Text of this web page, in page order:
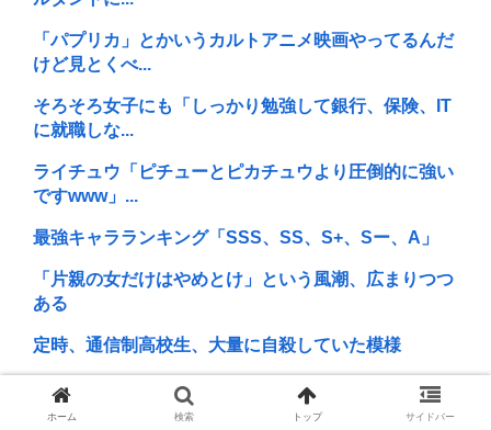
「パプリカ」とかいうカルトアニメ映画やってるんだ
けど見とくべ...
そろそろ女子にも「しっかり勉強して銀行、保険、IT
に就職しな...
ライチュウ「ピチューとピカチュウより圧倒的に強い
ですwww」...
最強キャラランキング「SSS、SS、S+、Sー、A」
「片親の女だけはやめとけ」という風潮、広まりつつ
ある
定時、通信制高校生、大量に自殺していた模様
ドン・キホーテ露店「うなぎのかば焼き」で食中毒 男
女14人が...
ホーム 検索 トップ サイドバー